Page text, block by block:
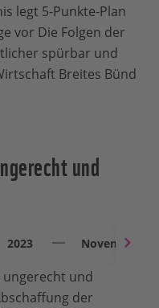
legt 5-Punkte-Plan
vor Die Folgen der
spürbar und
Breites Bünd
und
2023 November
ungerecht und
der